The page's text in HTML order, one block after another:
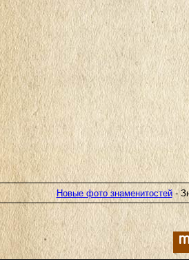
Новые фото знаменитостей-